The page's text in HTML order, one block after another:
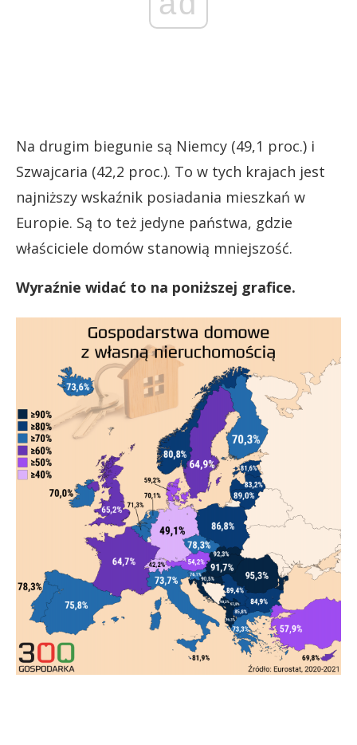
Na drugim biegunie są Niemcy (49,1 proc.) i
Szwajcaria (42,2 proc.). To w tych krajach jest
najniższy wskaźnik posiadania mieszkań w
Europie. Są to też jedyne państwa, gdzie
właściciele domów stanowią mniejszość.
Wyraźnie widać to na poniższej grafice.